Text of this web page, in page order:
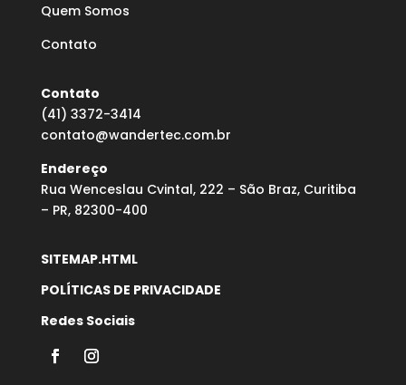
Quem Somos
Contato
Contato
(41) 3372-3414
contato@wandertec.com.br
Endereço
Rua Wenceslau Cvintal, 222 – São Braz, Curitiba
– PR, 82300-400
SITEMAP.HTML
POLÍTICAS DE PRIVACIDADE
Redes Sociais